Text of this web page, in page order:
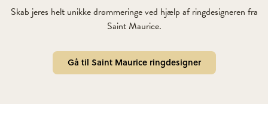
Skab jeres helt unikke drømmeringe ved hjælp af ringdesigneren fra
Saint Maurice.
Gå til Saint Maurice ringdesigner